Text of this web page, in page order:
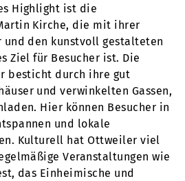
Highlight ist die
Kirche, die mit ihrer
den kunstvoll gestalteten
Ziel für Besucher ist. Die
besticht durch ihre gut
und verwinkelten Gassen,
Hier können Besucher in
und lokale
Kulturell hat Ottweiler viel
Veranstaltungen wie
das Einheimische und